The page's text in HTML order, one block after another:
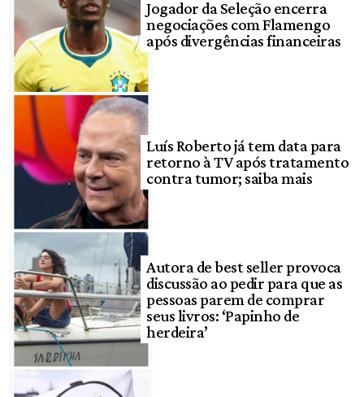
Jogador da Seleção encerra
negociações com Flamengo
após divergências financeiras
Luís Roberto já tem data para
retorno à TV após tratamento
contra tumor; saiba mais
Autora de best seller provoca
discussão ao pedir para que as
pessoas parem de comprar
seus livros: ‘Papinho de
herdeira’